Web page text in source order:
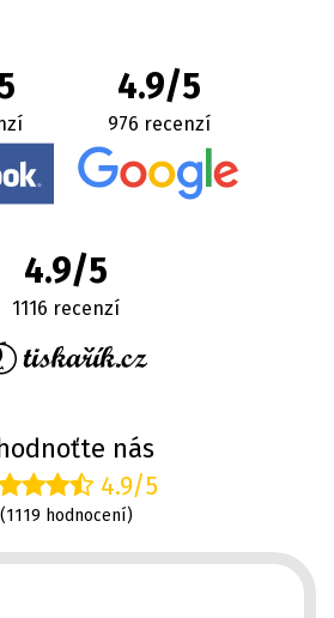
4.9/5
976 recenzí
4.9/5
1116 recenzí
nás
4.9/5
(1119 hodnocení)